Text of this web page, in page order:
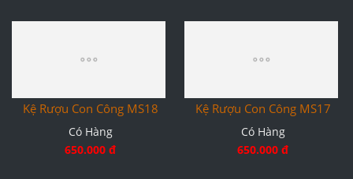
Kệ Rượu Con Công MS18
Có Hàng
650.000 đ
Kệ Rượu Con Công MS17
Có Hàng
650.000 đ